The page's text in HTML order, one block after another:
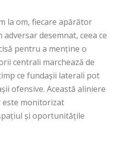
la om, fiecare apărător
desemnat, ceea ce
pentru a menține o
centrali marchează de
ce fundașii laterali pot
ofensive. Această aliniere
este monitorizat
și oportunitățile